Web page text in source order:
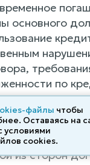
основного
по
на законе и
ст.450 ГК РФ
из сторон
файлы чтобы
Оставаясь на
условиями
cооkies.